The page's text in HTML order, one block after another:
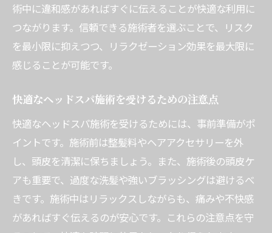
術中に違和感があればすぐに伝えることが快適な利用に
つながります。信頼できる施術者を選ぶことで、リスク
を最小限に抑えつつ、リラクゼーション効果を最大限に
感じることが可能です。
快適なヘッドスパ施術を受けるための注意点
快適なヘッドスパ施術を受けるためには、事前準備がポ
イントです。施術前は整髪料やヘアアクセサリーを外
し、頭皮を清潔に保ちましょう。また、施術後の頭皮ケ
アも重要で、過度な洗髪や強いブラッシングは避けるべ
きです。施術中はリラックスしながらも、痛みや不快感
があればすぐ伝えるのが安心です。これらの注意点を守